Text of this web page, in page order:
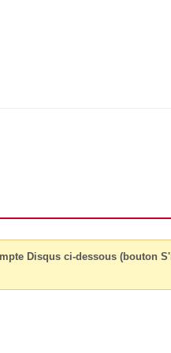
Disqus ci-dessous (bouton